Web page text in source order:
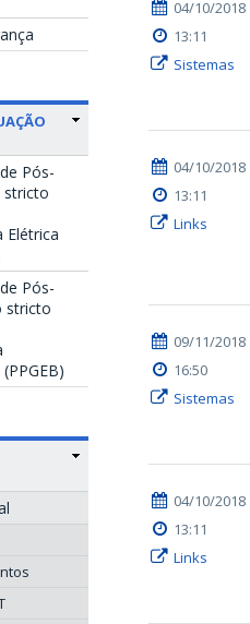
Pós-
stricto
Elétrica
Pós-
stricto
04/10/2018
13:11
Sistemas
04/10/2018
13:11
Links
09/11/2018
16:50
Sistemas
04/10/2018
13:11
Links